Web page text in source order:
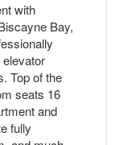
with
Bay,
Top of the
seats 16
and
fully